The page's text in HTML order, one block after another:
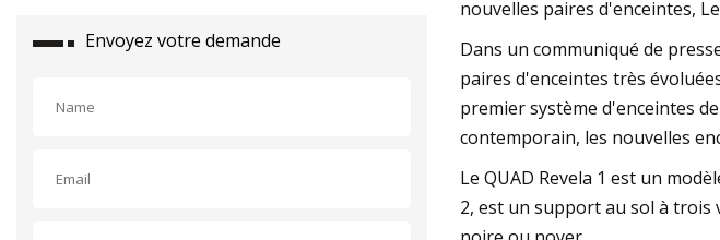
Envoyez votre demande
nouvelles paires d'enceintes,
Dans un communiqué de
paires d'enceintes très
premier système d'enceintes
contemporain, les nouvelles
Le QUAD Revela 1 est un
2, est un support au sol à trois